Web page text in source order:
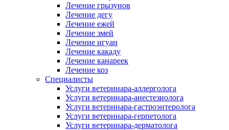
Лечение грызунов
Лечение дегу
Лечение ежей
Лечение змей
Лечение игуан
Лечение какаду
Лечение канареек
Лечение коз
Специалисты
Услуги ветеринара-аллерголога
Услуги ветеринара-анестезиолога
Услуги ветеринара-гастроэнтеролога
Услуги ветеринара-герпетолога
Услуги ветеринара-дерматолога